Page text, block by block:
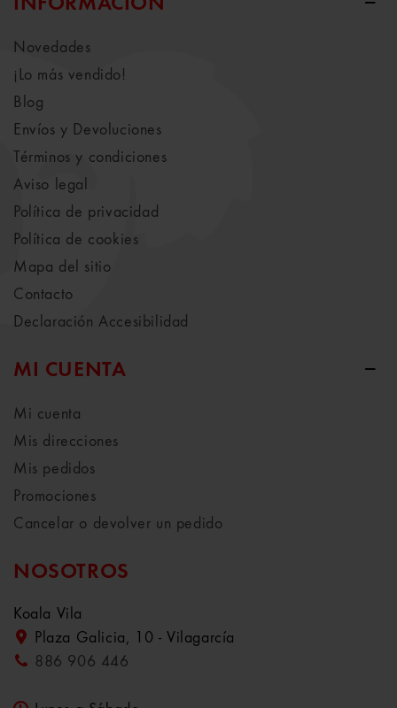
INFORMACIÓN
Novedades
¡Lo más vendido!
Blog
Envíos y Devoluciones
Términos y condiciones
Aviso legal
Política de privacidad
Política de cookies
Mapa del sitio
Contacto
Declaración Accesibilidad
MI CUENTA
Mi cuenta
Mis direcciones
Mis pedidos
Promociones
Cancelar o devolver un pedido
NOSOTROS
Koala Vila
Plaza Galicia, 10 - Vilagarcía
886 906 446